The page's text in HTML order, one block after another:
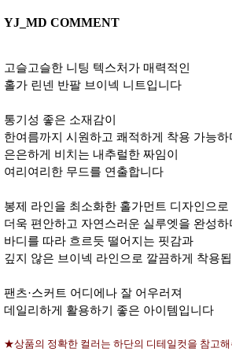
YJ_MD COMMENT
고슬고슬한 니팅 텍스처가 매력적인
홀가 린넨 반팔 브이넥 니트입니다
통기성 좋은 소재감이
한여름까지 시원하고 쾌적하게 착용 가능하
은은하게 비치는 내추럴한 짜임이
여리여리한 무드를 연출합니다
봉제 라인을 최소화한 홀가먼트 디자인으로
더욱 편안하고 자연스러운 실루엣을 완성하
바디를 따라 흐르듯 떨어지는 핏감과
깊지 않은 브이넥 라인으로 깔끔하게 착용
팬츠·스커트 어디에나 잘 어우러져
데일리하게 활용하기 좋은 아이템입니다
★상품의 정확한 컬러는 하단의 디테일컷을 참고해